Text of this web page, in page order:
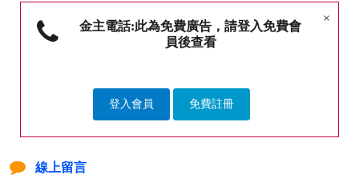
×
金主電話:此為免費廣告，請登入免費會
員後查看
登入會員 免費註冊
線上留言